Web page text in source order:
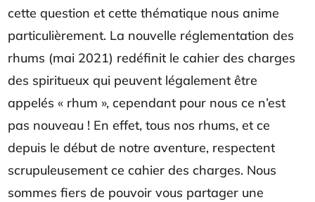
cette question et cette thématique nous anime
particulièrement. La nouvelle réglementation des
rhums (mai 2021) redéfinit le cahier des charges
des spiritueux qui peuvent légalement être
appelés « rhum », cependant pour nous ce n’est
pas nouveau ! En effet, tous nos rhums, et ce
depuis le début de notre aventure, respectent
scrupuleusement ce cahier des charges. Nous
sommes fiers de pouvoir vous partager une